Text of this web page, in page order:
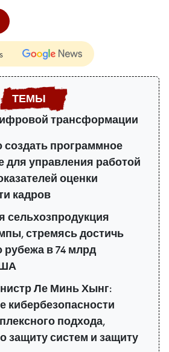
трансформации
программное
для управления работой
оценки
кадров
сельхозпродукция
стремясь достичь
рубежа в 74 млрд
Ле Минь Хынг:
кибербезопасности
подхода,
защиту систем и защиту